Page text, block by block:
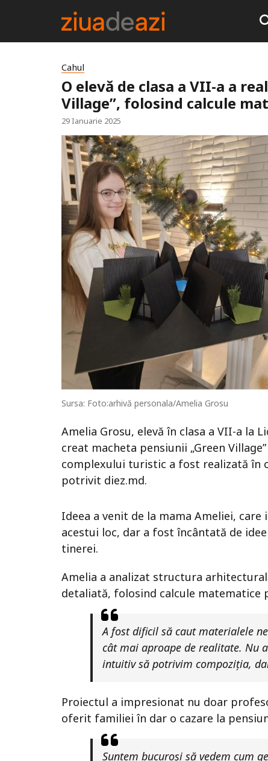
Cahul
O elevă de clasa a VII-a a
Village”, folosind calcule
29 Ianuarie 2025
Sursa: Foto:arhivă personala/Amelia Grosu
Amelia Grosu, elevă în clasa a VII-a la
creat macheta pensiunii „Green
complexului turistic a fost realizată în
potrivit diez.md.
Ideea a venit de la mama Ameliei,
acestui loc, dar a fost încântată de
tinerei.
Amelia a analizat structura
detaliată, folosind calcule
A fost dificil să caut materialele
cât mai aproape de realitate. Nu
intuitiv să potrivim compoziția,
Proiectul a impresionat nu doar
oferit familiei în dar o cazare la
Suntem bucuroși să vedem cum